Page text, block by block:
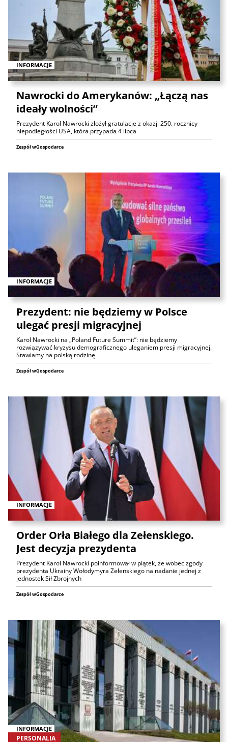
INFORMACJE
Nawrocki do Amerykanów: „Łączą nas
ideały wolności”
Prezydent Karol Nawrocki złożył gratulacje z okazji 250. rocznicy
niepodległości USA, która przypada 4 lipca
Zespół wGospodarce
INFORMACJE
Prezydent: nie będziemy w Polsce
ulegać presji migracyjnej
Karol Nawrocki na „Poland Future Summit”: nie będziemy
rozwiązywać kryzysu demograficznego uleganiem presji migracyjnej.
Stawiamy na polską rodzinę
Zespół wGospodarce
INFORMACJE
Order Orła Białego dla Zełenskiego.
Jest decyzja prezydenta
Prezydent Karol Nawrocki poinformował w piątek, że wobec zgody
prezydenta Ukrainy Wołodymyra Zełenskiego na nadanie jednej z
jednostek Sił Zbrojnych
Zespół wGospodarce
INFORMACJE
PERSONALIA